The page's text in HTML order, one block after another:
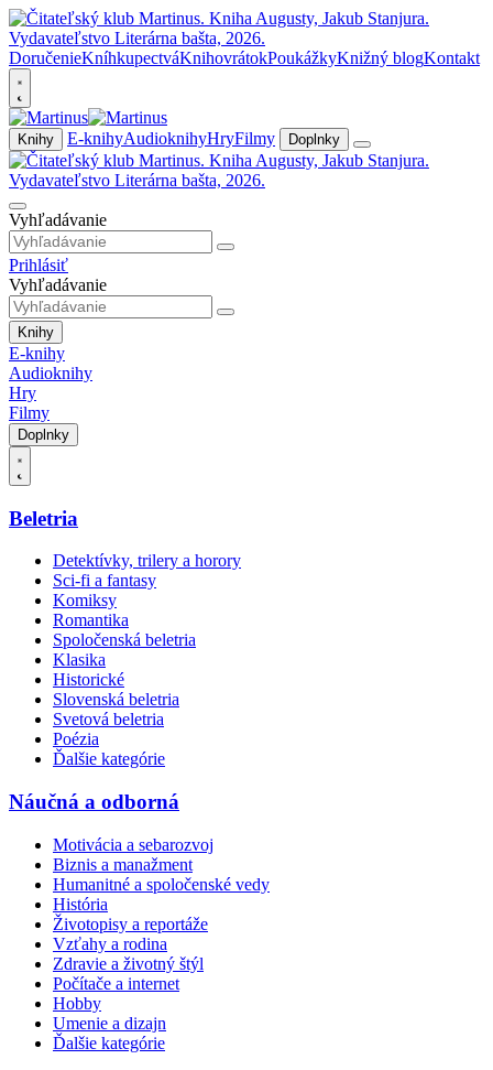
DoručenieKníhkupectváKnihovrátokPoukážkyKnižný blogKontakt
Knihy E-knihyAudioknihyHryFilmy Doplnky
Vyhľadávanie
Prihlásiť
Vyhľadávanie
Knihy
E-knihy
Audioknihy
Hry
Filmy
Doplnky
Beletria
Detektívky, trilery a horory
Sci-fi a fantasy
Komiksy
Romantika
Spoločenská beletria
Klasika
Historické
Slovenská beletria
Svetová beletria
Poézia
Ďalšie kategórie
Náučná a odborná
Motivácia a sebarozvoj
Biznis a manažment
Humanitné a spoločenské vedy
História
Životopisy a reportáže
Vzťahy a rodina
Zdravie a životný štýl
Počítače a internet
Hobby
Umenie a dizajn
Ďalšie kategórie